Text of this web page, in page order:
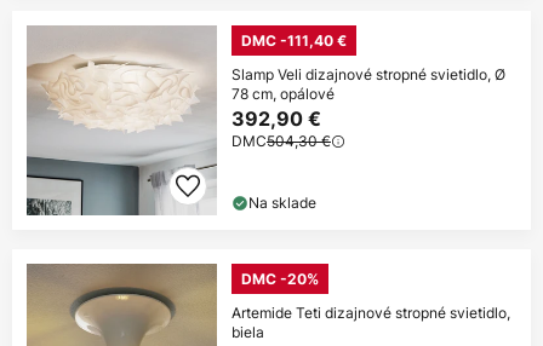
DMC -111,40 €
Slamp Veli dizajnové stropné svietidlo, Ø
78 cm, opálové
392,90 €
DMC504,30 €
Na sklade
DMC -20%
Artemide Teti dizajnové stropné svietidlo,
biela